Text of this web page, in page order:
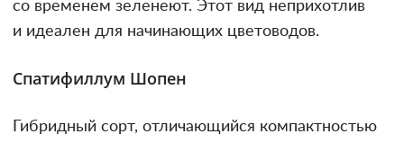
со временем зеленеют. Этот вид неприхотлив
и идеален для начинающих цветоводов.
Спатифиллум Шопен
Гибридный сорт, отличающийся компактностью